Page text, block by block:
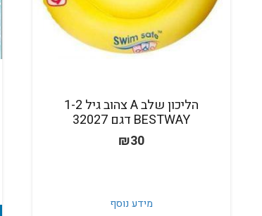
הליכון שלב A צהוב גיל 1-2
BESTWAY דגם 32027
₪30
מידע נוסף